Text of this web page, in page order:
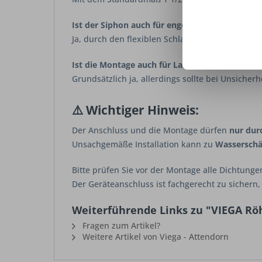
Ist der Siphon auch für enge Unterschränke
Ja, durch den flexiblen Schlauch ist er
Ist die Montage auch für Laien möglich?
Grundsätzlich ja, allerdings sollte bei
⚠️Wichtiger Hinweis:
Der Anschluss und die Montage dürfen nur
Unsachgemäße Installation kann zu
Bitte prüfen Sie vor der Montage alle
Der Geräteanschluss ist fachgerecht zu
Weiterführende Links zu "VIEGA
Fragen zum Artikel?
Weitere Artikel von Viega - Attendorn